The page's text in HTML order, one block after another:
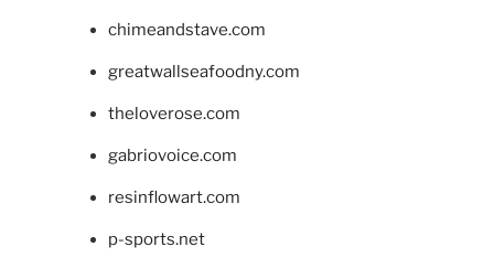
chimeandstave.com
greatwallseafoodny.com
theloverose.com
gabriovoice.com
resinflowart.com
p-sports.net